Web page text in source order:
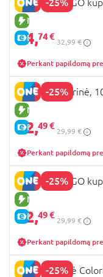
NAUJA PREKĖ
E-KAINA
LEGO NINJAGO
24,74 €
32,99 €
Perkant papildomą
-25%
NAUJA PREKĖ
E-KAINA
KUROMI kuprinė,
22,49 €
29,99 €
Perkant papildomą
-25%
NAUJA PREKĖ
E-KAINA
LEGO NINJAGO
22,49 €
29,99 €
Perkant papildomą
-25%
LEGO kuprinė